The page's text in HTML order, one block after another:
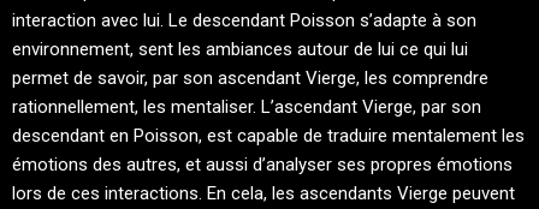
interaction avec lui. Le descendant Poisson s’adapte à son
environnement, sent les ambiances autour de lui ce qui lui
permet de savoir, par son ascendant Vierge, les comprendre
rationnellement, les mentaliser. L’ascendant Vierge, par son
descendant en Poisson, est capable de traduire mentalement les
émotions des autres, et aussi d’analyser ses propres émotions
lors de ces interactions. En cela, les ascendants Vierge peuvent